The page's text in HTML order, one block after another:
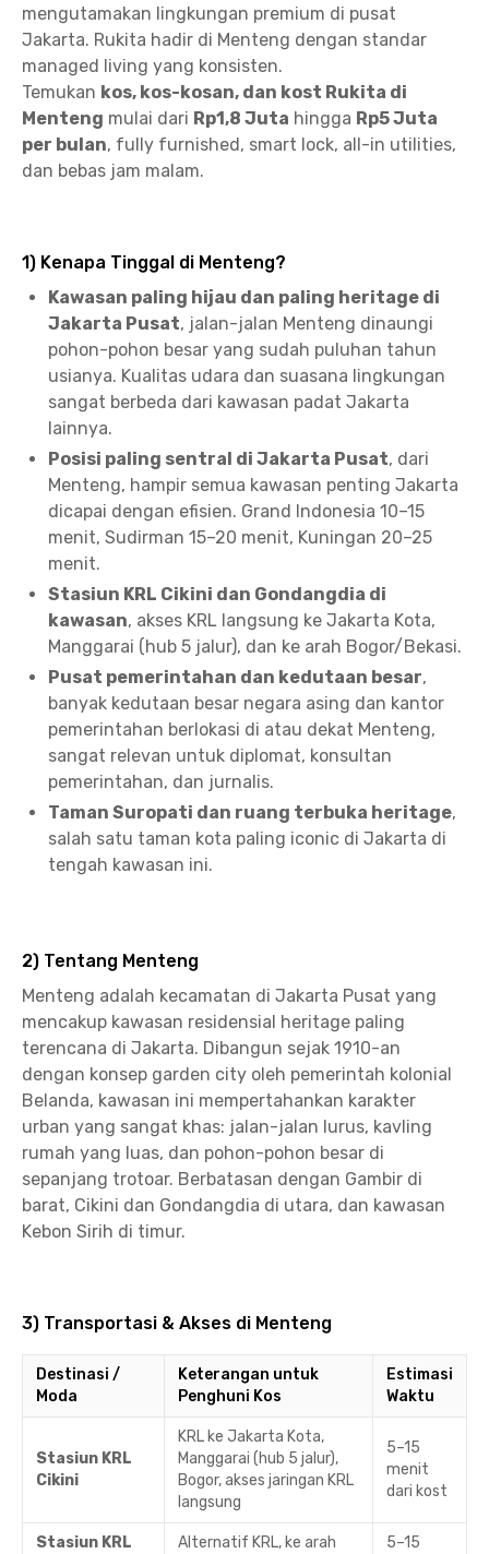
mengutamakan lingkungan premium di pusat
Jakarta. Rukita hadir di Menteng dengan standar
managed living yang konsisten.
Temukan kos, kos-kosan, dan kost Rukita di
Menteng mulai dari Rp1,8 Juta hingga Rp5 Juta
per bulan, fully furnished, smart lock, all-in utilities,
dan bebas jam malam.
1) Kenapa Tinggal di Menteng?
Kawasan paling hijau dan paling heritage di
Jakarta Pusat, jalan-jalan Menteng dinaungi
pohon-pohon besar yang sudah puluhan tahun
usianya. Kualitas udara dan suasana lingkungan
sangat berbeda dari kawasan padat Jakarta
lainnya.
Posisi paling sentral di Jakarta Pusat, dari
Menteng, hampir semua kawasan penting Jakarta
dicapai dengan efisien. Grand Indonesia 10–15
menit, Sudirman 15–20 menit, Kuningan 20–25
menit.
Stasiun KRL Cikini dan Gondangdia di
kawasan, akses KRL langsung ke Jakarta Kota,
Manggarai (hub 5 jalur), dan ke arah Bogor/Bekasi.
Pusat pemerintahan dan kedutaan besar,
banyak kedutaan besar negara asing dan kantor
pemerintahan berlokasi di atau dekat Menteng,
sangat relevan untuk diplomat, konsultan
pemerintahan, dan jurnalis.
Taman Suropati dan ruang terbuka heritage,
salah satu taman kota paling iconic di Jakarta di
tengah kawasan ini.
2) Tentang Menteng
Menteng adalah kecamatan di Jakarta Pusat yang
mencakup kawasan residensial heritage paling
terencana di Jakarta. Dibangun sejak 1910-an
dengan konsep garden city oleh pemerintah kolonial
Belanda, kawasan ini mempertahankan karakter
urban yang sangat khas: jalan-jalan lurus, kavling
rumah yang luas, dan pohon-pohon besar di
sepanjang trotoar. Berbatasan dengan Gambir di
barat, Cikini dan Gondangdia di utara, dan kawasan
Kebon Sirih di timur.
3) Transportasi & Akses di Menteng
Destinasi /
Moda
Keterangan untuk
Penghuni Kos
Estimasi
Waktu
Stasiun KRL
Cikini
KRL ke Jakarta Kota,
Manggarai (hub 5 jalur),
Bogor, akses jaringan KRL
langsung
5–15
menit
dari kost
Stasiun KRL
Alternatif KRL, ke arah
5–15